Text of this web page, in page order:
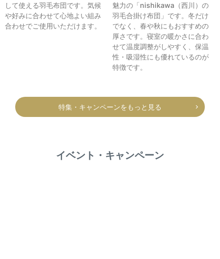
して使える羽毛布団です。気候
や好みに合わせて心地よい組み
合わせでご使用いただけます。
魅力の「nishikawa（西川）の
羽毛合掛け布団」です。冬だけ
でなく、春や秋にもおすすめの
厚さです。寝室の暖かさに合わ
せて温度調整がしやすく、保温
性・吸湿性にも優れているのが
特徴です。
特集・キャンペーンをもっと見る
イベント・キャンペーン